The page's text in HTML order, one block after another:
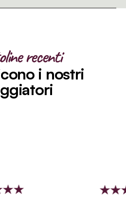
recenti
i nostri